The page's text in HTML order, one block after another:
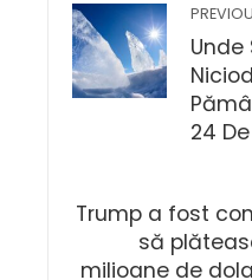
Unde
24
Trump a fost
să
milioane de